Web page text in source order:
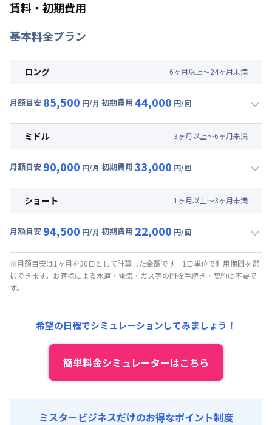
賃料・初期費用
基本料金プラン
ロング 6ヶ月以上～24ヶ月未満
月額目安 85,500 円/月 初期費用 44,000 円/回
月額賃料目安(30日利用)
光熱費他 : 0円/月 (0円/日) ※賃料に含める
その他費用 :
初期費用
ミドル 3ヶ月以上～6ヶ月未満
月額目安 90,000 円/月 初期費用 33,000 円/回
月額賃料目安(30日利用)
光熱費他 : 0円/月 (0円/日) ※賃料に含める
その他費用 :
管理費: 37,500円/月 (1,250円/日)
初期費用
ショート 1 ヶ月以上～3ヶ月未満
月額目安 94,500 円/月 初期費用 22,000 円/回
月額賃料目安(30日利用)
賃料 : 57,000円/月 (1,900円/日)
光熱費他 :
その他費用 :
37,500円/月 (1,250円/日)
契約事務手数料 : 5,000円/回 (税抜)
※月額目安は1ヶ月を30日として計算した金額です。1日単位で利用期間を選
択できます。お客様による水道・電気・ガス等の開栓手続き・契約は不要で
す。
希望の日程でシミュレーションしてみましょう！
簡単料金シミュレーターはこちら
ミスタービジネスだけのお得なポイント制度